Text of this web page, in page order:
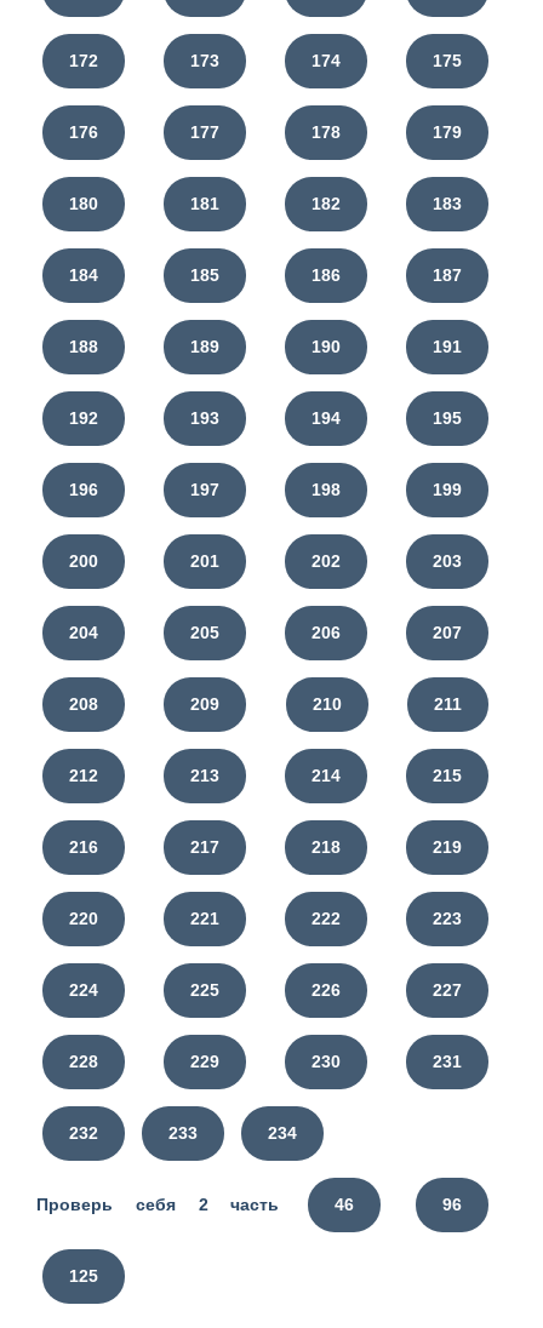
172 173 174 175
176 177 178 179
180 181 182 183
184 185 186 187
188 189 190 191
192 193 194 195
196 197 198 199
200 201 202 203
204 205 206 207
208 209 210 211
212 213 214 215
216 217 218 219
220 221 222 223
224 225 226 227
228 229 230 231
232 233 234
Проверь себя 2 часть 46 96
125